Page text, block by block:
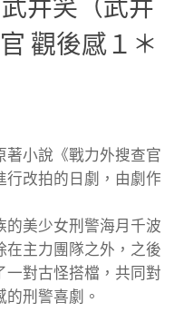
井笑（武井
觀後感１＊
著小說《戰力外搜查官
行改拍的日劇，由劇作
的美少女刑警海月千波
在主力團隊之外，之後
一對古怪搭檔，共同對
刑警喜劇。